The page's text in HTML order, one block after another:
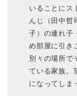
いることにス
んじ（田中哲
子）の連れ子
め部屋に引き
別々の場所で
ている家族。
になってしま